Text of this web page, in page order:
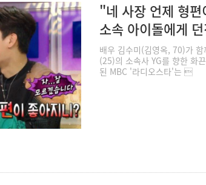
"네 사장 언제 형
소속 아이돌에게
배우 김수미(김영옥, 70)가
(25)의 소속사 YG를 향한 화
된 MBC '라디오스타'는 